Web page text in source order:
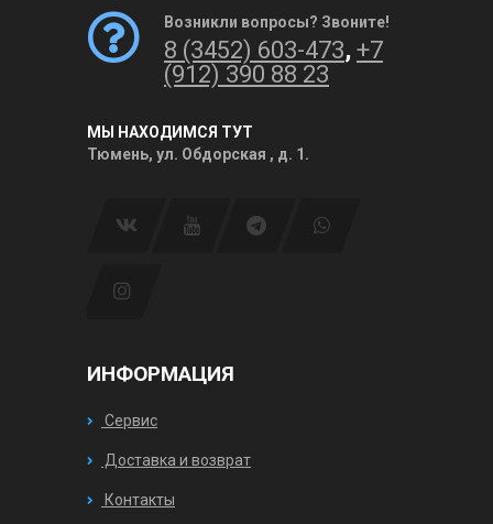
Возникли вопросы? Звоните!
8 (3452) 603-473, +7
(912) 390 88 23
МЫ НАХОДИМСЯ ТУТ
Тюмень, ул. Обдорская , д. 1.
ИНФОРМАЦИЯ
Сервис
Доставка и возврат
Контакты